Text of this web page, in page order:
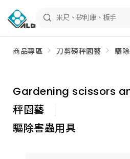
Shop
商
專
具、
商品專區 刀剪磅秤園藝 驅
Gardening scissors
秤園藝
驅除害蟲用具